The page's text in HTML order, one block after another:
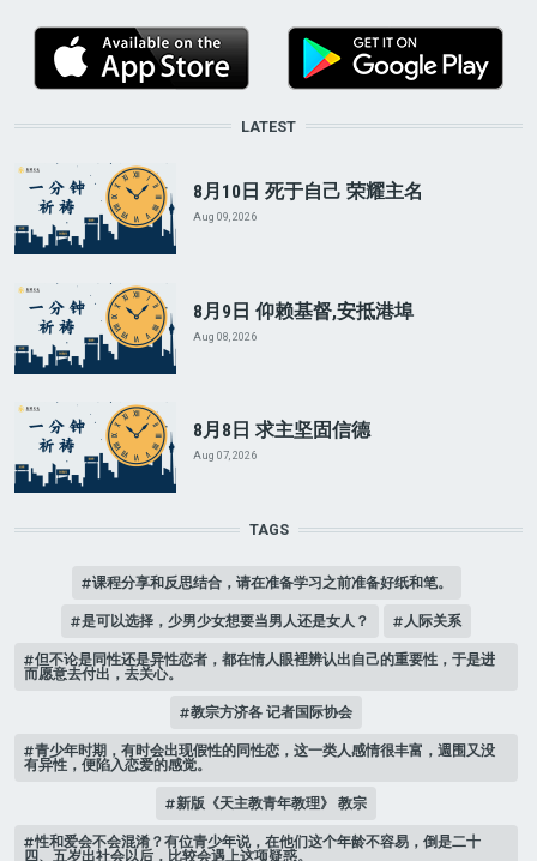
LATEST
8月10日 死于自己 荣耀主名
Aug 09, 2026
8月9日 仰赖基督,安抵港埠
Aug 08, 2026
8月8日 求主坚固信德
Aug 07, 2026
TAGS
课程分享和反思结合，请在准备学习之前准备好纸和笔。
是可以选择，少男少女想要当男人还是女人？ 人际关系
但不论是同性还是异性恋者，都在情人眼裡辨认出自己的重要性，于是进
而愿意去付出，去关心。
教宗方济各 记者国际协会
青少年时期，有时会出现假性的同性恋，这一类人感情很丰富，週围又没
有异性，便陷入恋爱的感觉。
新版《天主教青年教理》 教宗
性和爱会不会混淆？有位青少年说，在他们这个年龄不容易，倒是二十
四、五岁出社会以后，比较会遇上这项疑惑。